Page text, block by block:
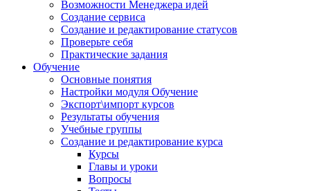
Возможности Менеджера идей
Создание сервиса
Создание и редактирование статусов
Проверьте себя
Практические задания
Обучение
Основные понятия
Настройки модуля Обучение
Экспорт\импорт курсов
Результаты обучения
Учебные группы
Создание и редактирование курса
Курсы
Главы и уроки
Вопросы